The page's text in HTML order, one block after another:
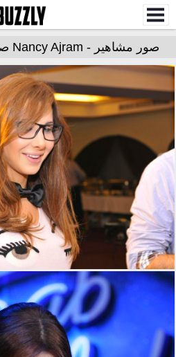
صور مشاهير - Nancy Ajram صورالجميلة نانسى عجرم